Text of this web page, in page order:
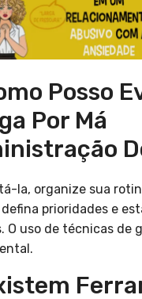
Posso
Por Má
la, organize sua
prioridades e
O uso de técnicas de